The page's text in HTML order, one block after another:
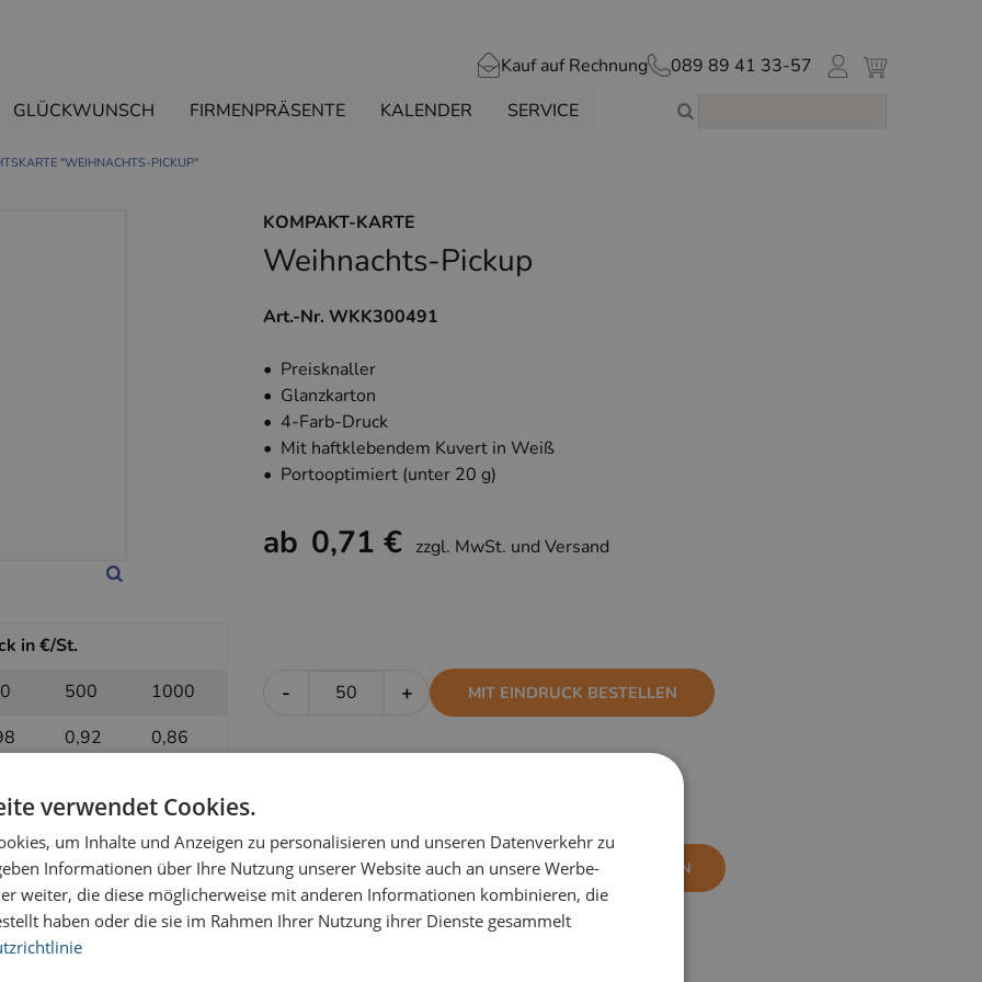
Kauf auf Rechnung
089 89 41 33-57
GLÜCKWUNSCH FIRMENPRÄSENTE KALENDER SERVICE
"WEIHNACHTS-PICKUP"
KOMPAKT-KARTE
Weihnachts-Pickup
Art.-Nr. WKK300491
• Preisknaller
• Glanzkarton
• 4-Farb-Druck
• Mit haftklebendem Kuvert in Weiß
• Portooptimiert (unter 20 g)
ab 0,71 € zzgl. MwSt. und Versand
in €/St.
500
1000
0,92 0,86
- + MIT EINDRUCK BESTELLEN
in €/St.
500
1000
0,74 0,71
- + OHNE EINDRUCK BESTELLEN
verwendet Cookies.
um Inhalte und Anzeigen zu personalisieren und unseren Datenverkehr zu
Informationen über Ihre Nutzung unserer Website auch an unsere Werbe-
weiter, die diese möglicherweise mit anderen Informationen kombinieren, die
haben oder die sie im Rahmen Ihrer Nutzung ihrer Dienste gesammelt